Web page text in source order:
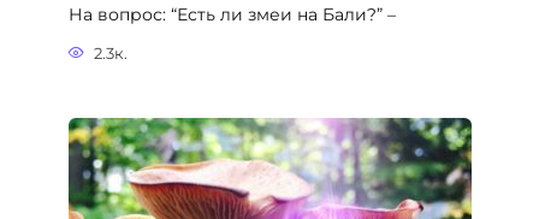
На вопрос: “Есть ли змеи на Бали?” –
2.3к.